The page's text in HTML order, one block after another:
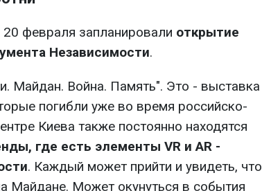
февраля запланировали открытие
Независимости.
Майдан. Война. Память". Это - выставка
погибли уже во время российско-
Киева также постоянно находятся
где есть элементы VR и AR -
. Каждый может прийти и увидеть, что
Майдане. Может окунуться в события